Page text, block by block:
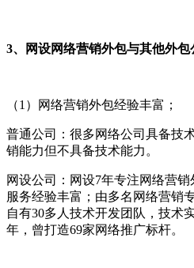
3、网设网络营销外包与其他外包
（1）网络营销外包经验丰富；
普通公司：很多网络公司具备技
销能力但不具备技术能力。
网设公司： 网设7年专注网络营
服务经验丰富；由多名网络营销
自有30多人技术开发团队，技术
年，曾打造69家网络推广标杆。